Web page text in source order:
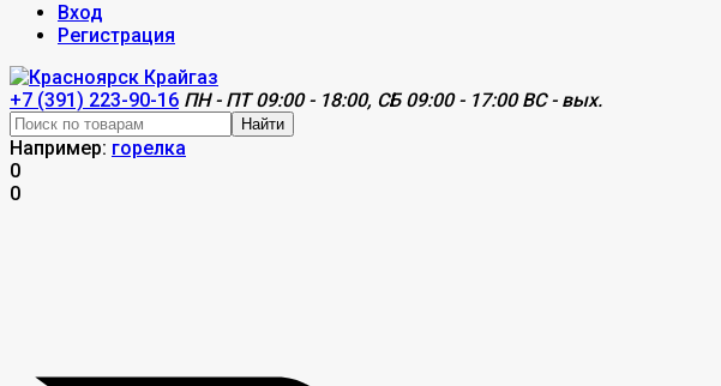
Вход
Регистрация
+7 (391) 223-90-16 ПН - ПТ 09:00 - 18:00, СБ 09:00 - 17:00 ВС - вых.
Найти
Например: горелка
0
0